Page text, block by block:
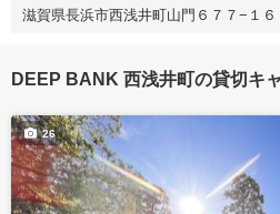
滋賀県長浜市西浅井町山門６７７−１６
DEEP BANK 西浅井町の貸切キ
26